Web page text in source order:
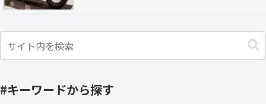
#キーワードから探す